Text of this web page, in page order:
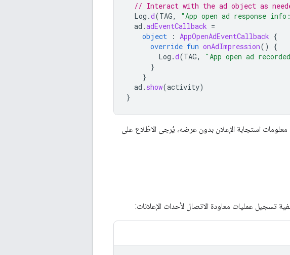
// Interact with the ad object as
Log .d(TAG, "App open ad response info:
ad .adEventCallback =
object
: AppOpenAdEventCallback {
override fun onAdImpression()
{
Log .d(TAG, "App open ad
}
}
ad . show(activity)
}
استجابة الإعلان بدون عرضه، يُرجى الاطّلاع على
تسجيل عمليات معاودة الاتصال لأحداث الإعلانات: